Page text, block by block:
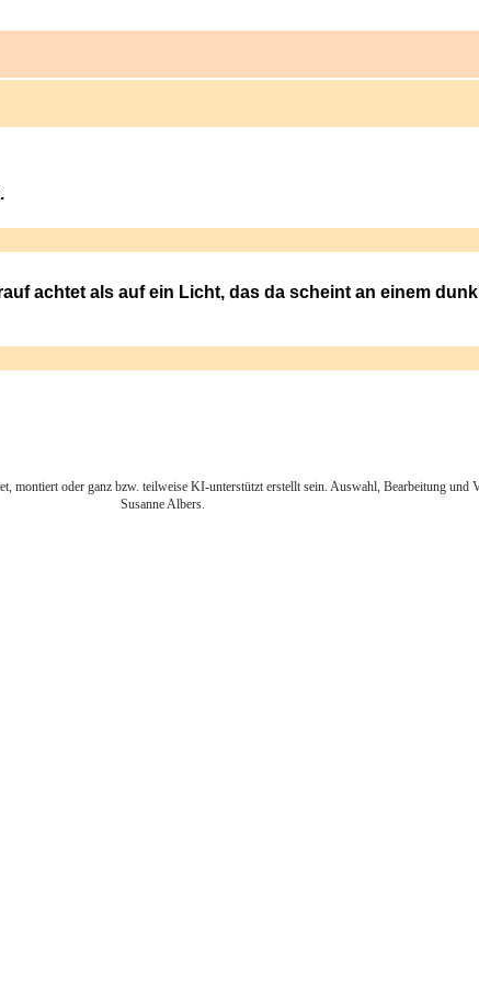
achtet als auf ein Licht, das da scheint an einem
montiert oder ganz bzw. teilweise KI-unterstützt erstellt sein. Auswahl, Bearbeitung und
Susanne Albers.